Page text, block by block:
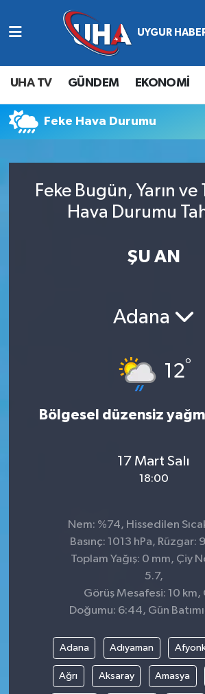
UHA TV GÜNDEM EKONOMİ
Feke Hava Durumu
Feke Bugün, Yarın ve
Hava Durumu
ŞU AN
Adana
12°
Bölgesel düzensiz
17 Mart Salı
18:00
Nem: %74, Hissedilen
Basınç: 1013 hPa, Rüzgar:
Toplam Yağış: 0 mm, Çiy
5.7,
Görüş Mesafesi: 10 km,
Doğumu: 6:44, Gün
Adana Adıyaman
Ağrı Aksaray Amasya
Abone Ol
Gündem
Ekonomi
Siyaset
Nöbetçi Eczaneler
Hava Durumu
Namaz Vakitleri
Süper Lig Puan Durumu ve
Son Dakika Haberleri